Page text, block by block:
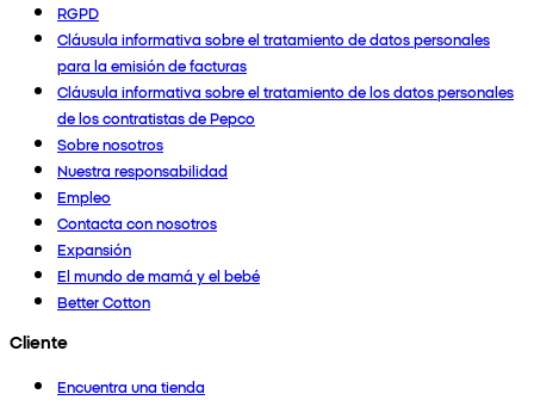
RGPD
Cláusula informativa sobre el tratamiento de datos personales
para la emisión de facturas
Cláusula informativa sobre el tratamiento de los datos personales
de los contratistas de Pepco
Sobre nosotros
Nuestra responsabilidad
Empleo
Contacta con nosotros
Expansión
El mundo de mamá y el bebé
Better Cotton
Cliente
Encuentra una tienda